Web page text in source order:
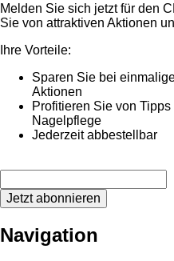
Melden Sie sich jetzt für den
Sie von attraktiven Aktionen
Ihre Vorteile:
Sparen Sie bei
Aktionen
Profitieren Sie von
Nagelpflege
Jederzeit abbestellbar
Jetzt abonnieren
Navigation